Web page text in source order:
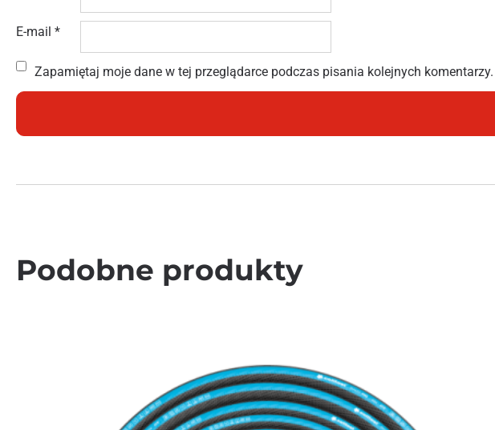
E-mail *
Zapamiętaj moje dane w tej przeglądarce podczas pisania kolejnych komentarzy.
Podobne produkty